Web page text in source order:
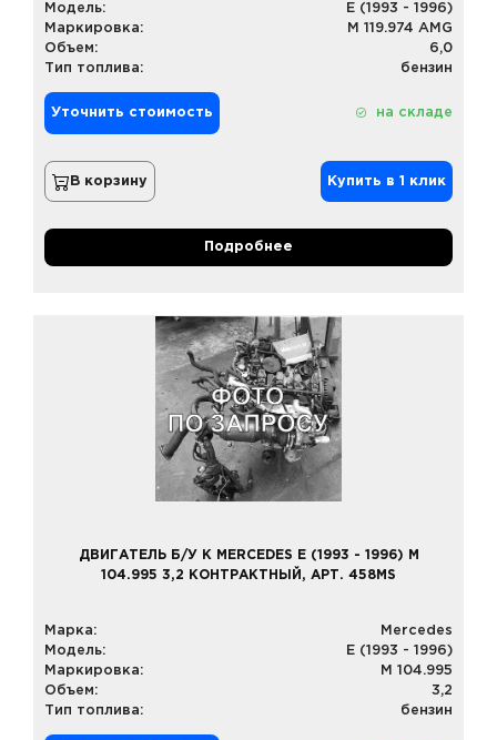
Модель:
E (1993 - 1996)
Маркировка:
M 119.974 AMG
Объем:
6,0
Тип топлива:
бензин
Уточнить стоимость на складе
В корзину Купить в 1 клик
Подробнее
ДВИГАТЕЛЬ Б/У К MERCEDES E (1993 - 1996) M
104.995 3,2 КОНТРАКТНЫЙ, АРТ. 458MS
Марка:
Mercedes
Модель:
E (1993 - 1996)
Маркировка:
M 104.995
Объем:
3,2
Тип топлива:
бензин